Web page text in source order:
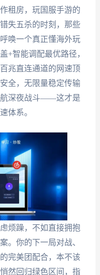
租房，玩国服手游的
失五杀的时刻，那些
唤一个真正懂海外玩
+智能调配最优路径，
兆直连通道的网速顶
全，无限量稳定传输
航深夜战斗——这才是
体系。
烦躁，不如直接拥抱
。你的下一局对战、
完美团配合，本不该
然回归绿色区间，指